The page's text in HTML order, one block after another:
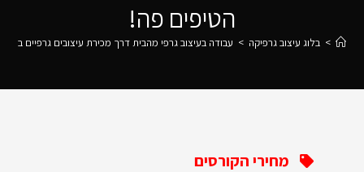
הטיפים פה!
> בלוג עיצוב גרפיקה > עבודה בעיצוב גרפי מהבית דרך מכירת עיצובים גרפיים
מחירי הקורסים